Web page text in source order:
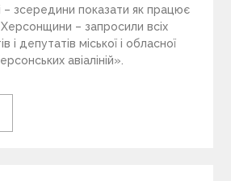
– зсередини показати як працює
Херсонщини – запросили всіх
і депутатів міської і обласної
авіаліній».